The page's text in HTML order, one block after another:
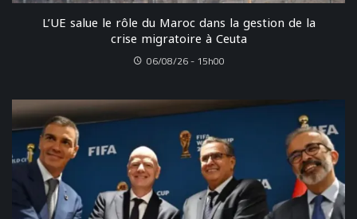
L’UE salue le rôle du Maroc dans la gestion de la
crise migratoire à Ceuta
06/08/26 - 15h00